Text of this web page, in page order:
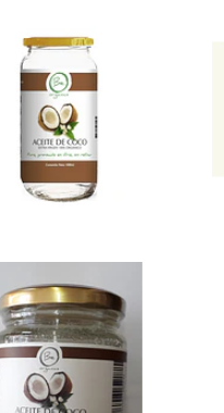
Aceite de
Coco ...
$16.990
Aceite de
coco ...